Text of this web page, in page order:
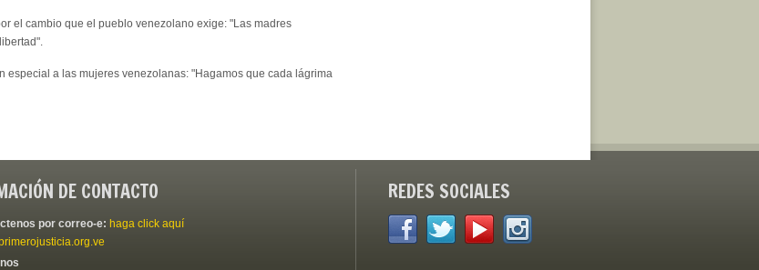
el cambio que el pueblo venezolano exige: "Las madres
especial a las mujeres venezolanas: "Hagamos que cada lágrima
DE CONTACTO
por correo-e: haga click aquí
REDES SOCIALES